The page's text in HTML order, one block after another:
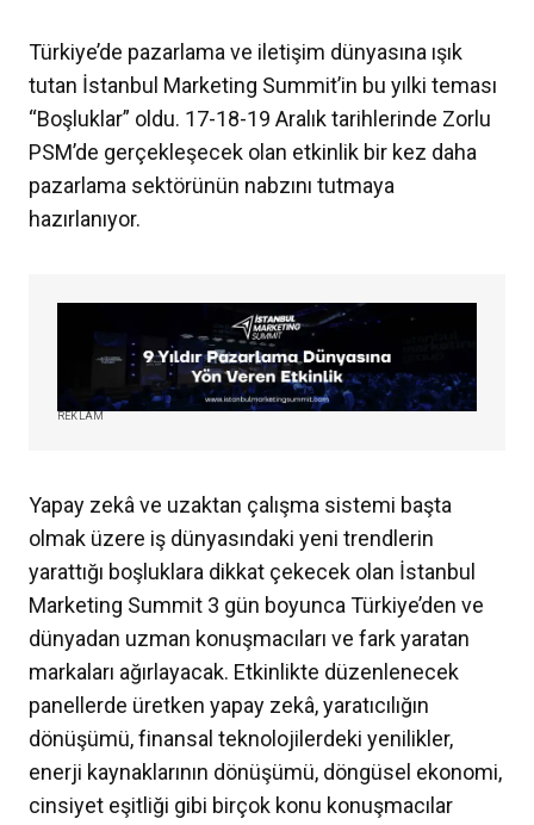
Türkiye’de pazarlama ve iletişim dünyasına ışık
tutan İstanbul Marketing Summit’in bu yılki teması
“Boşluklar” oldu. 17-18-19 Aralık tarihlerinde Zorlu
PSM’de gerçekleşecek olan etkinlik bir kez daha
pazarlama sektörünün nabzını tutmaya
hazırlanıyor.
REKLAM
Yapay zekâ ve uzaktan çalışma sistemi başta
olmak üzere iş dünyasındaki yeni trendlerin
yarattığı boşluklara dikkat çekecek olan İstanbul
Marketing Summit 3 gün boyunca Türkiye’den ve
dünyadan uzman konuşmacıları ve fark yaratan
markaları ağırlayacak. Etkinlikte düzenlenecek
panellerde üretken yapay zekâ, yaratıcılığın
dönüşümü, finansal teknolojilerdeki yenilikler,
enerji kaynaklarının dönüşümü, döngüsel ekonomi,
cinsiyet eşitliği gibi birçok konu konuşmacılar